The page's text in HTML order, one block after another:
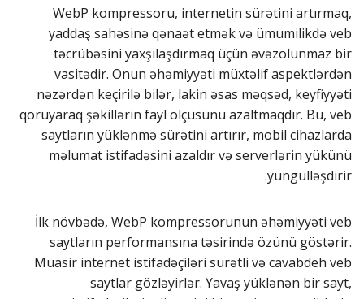
WebP kompressoru, internetin sürətini artırmaq,
yaddaş sahəsinə qənaət etmək və ümumilikdə veb
təcrübəsini yaxşılaşdırmaq üçün əvəzolunmaz bir
vasitədir. Onun əhəmiyyəti müxtəlif aspektlərdən
nəzərdən keçirilə bilər, lakin əsas məqsəd, keyfiyyəti
qoruyaraq şəkillərin fayl ölçüsünü azaltmaqdır. Bu, veb
saytların yüklənmə sürətini artırır, mobil cihazlarda
məlumat istifadəsini azaldır və serverlərin yükünü
yüngülləşdirir.
İlk növbədə, WebP kompressorunun əhəmiyyəti veb
saytların performansına təsirində özünü göstərir.
Müasir internet istifadəçiləri sürətli və cavabdeh veb
saytlar gözləyirlər. Yavaş yüklənən bir sayt,